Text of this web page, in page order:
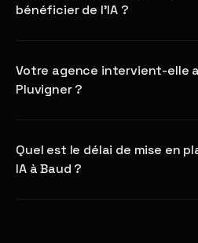
bénéficier de l'IA ?
Votre agence intervient-elle
Pluvigner ?
Quel est le délai de mise en
IA à Baud ?